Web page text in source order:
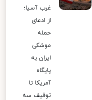
غرب آسیا؛
از ادعای
حمله
موشکی
ایران به
پایگاه
آمریکا تا
توقیف سه